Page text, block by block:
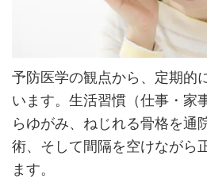
予防医学の観点から、定期的
います。生活習慣（仕事・家
らゆがみ、ねじれる骨格を通
術、そして間隔を空けながら
ます。